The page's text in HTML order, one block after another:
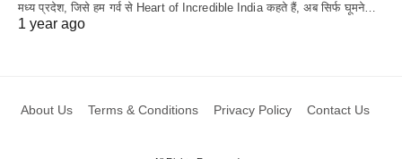
मध्य प्रदेश, जिसे हम गर्व से Heart of Incredible India कहते हैं, अब सिर्फ घूमने…
1 year ago
About Us Terms & Conditions Privacy Policy Contact Us